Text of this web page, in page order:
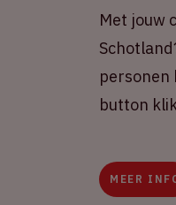
Met jouw
personen
button
MEER